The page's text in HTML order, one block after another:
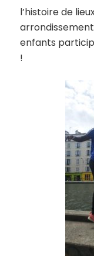
l’histoire de
enfants
!